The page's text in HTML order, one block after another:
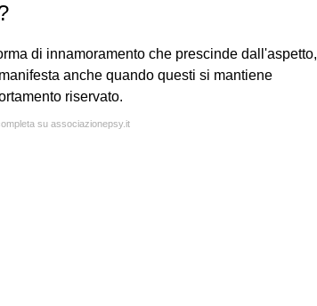
di innamoramento che prescinde dall'aspetto,
anche quando questi si mantiene
riservato.
su associazionepsy.it